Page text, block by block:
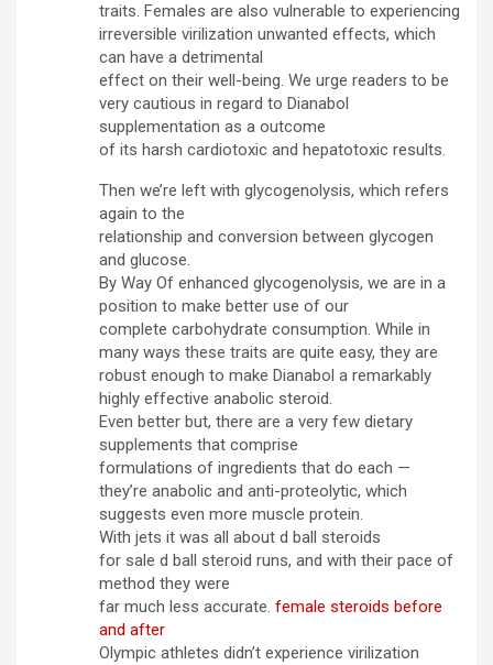
traits. Females are also vulnerable to experiencing
irreversible virilization unwanted effects, which
can have a detrimental
effect on their well-being. We urge readers to be
very cautious in regard to Dianabol
supplementation as a outcome
of its harsh cardiotoxic and hepatotoxic results.
Then we’re left with glycogenolysis, which refers
again to the
relationship and conversion between glycogen
and glucose.
By Way Of enhanced glycogenolysis, we are in a
position to make better use of our
complete carbohydrate consumption. While in
many ways these traits are quite easy, they are
robust enough to make Dianabol a remarkably
highly effective anabolic steroid.
Even better but, there are a very few dietary
supplements that comprise
formulations of ingredients that do each —
they’re anabolic and anti-proteolytic, which
suggests even more muscle protein.
With jets it was all about d ball steroids
for sale d ball steroid runs, and with their pace of
method they were
far much less accurate. female steroids before
and after
Olympic athletes didn’t experience virilization